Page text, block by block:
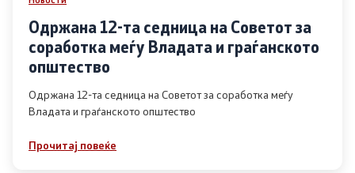
Одржана 12-та седница на Советот за
соработка меѓу Владата и граѓанското
општество
Одржана 12-та седница на Советот за соработка меѓу
Владата и граѓанското општество
Прочитај повеќе